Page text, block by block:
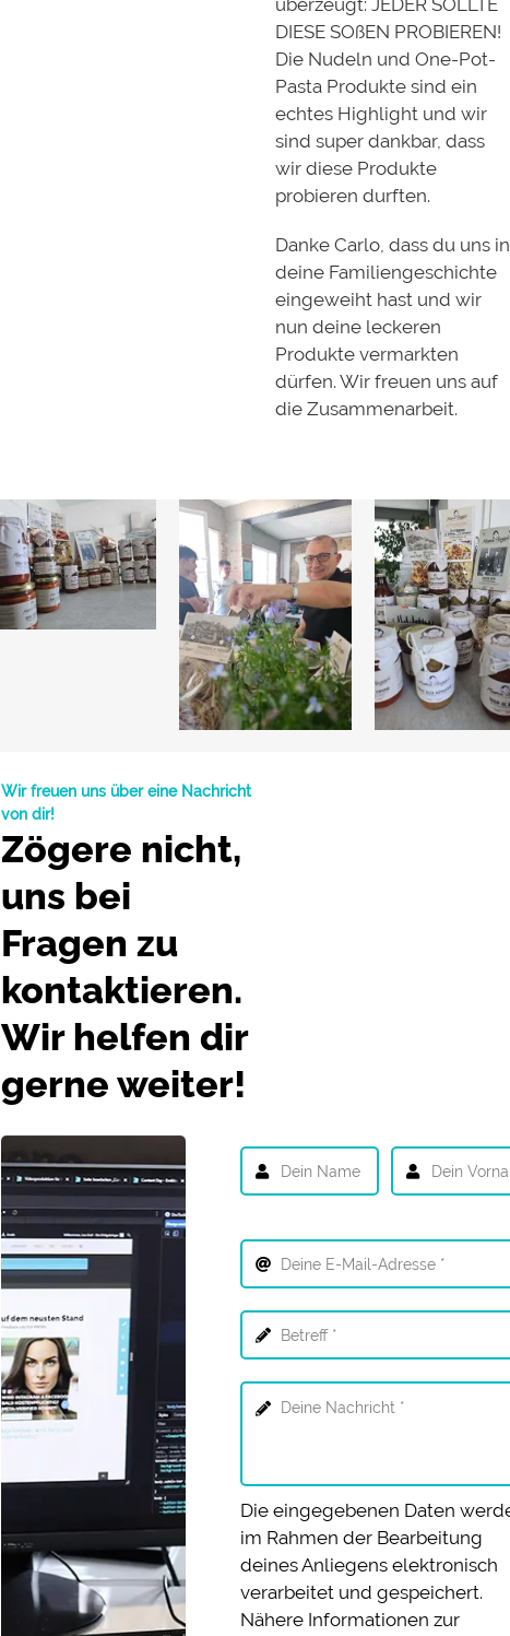
DIESE SOßEN PROBIEREN!
Die Nudeln und One-Pot-
Pasta Produkte sind ein
echtes Highlight und wir
sind super dankbar, dass
wir diese Produkte
probieren durften.
Danke Carlo, dass du uns in
deine Familiengeschichte
eingeweiht hast und wir
nun deine leckeren
Produkte vermarkten
dürfen. Wir freuen uns auf
die Zusammenarbeit.
Wir freuen uns über eine Nachricht
von dir!
Zögere nicht,
uns bei
Fragen zu
kontaktieren.
Wir helfen dir
gerne weiter!
Die eingegebenen Daten
im Rahmen der Bearbeitung
deines Anliegens elektronisch
verarbeitet und gespeichert.
Nähere Informationen zur